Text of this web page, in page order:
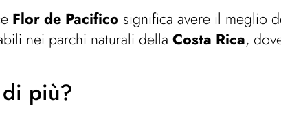
Flor de Pacifico significa avere il meglio
nei parchi naturali della Costa Rica,
più?